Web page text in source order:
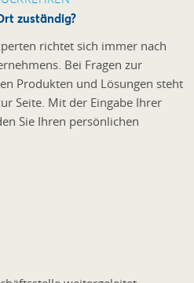
zuständig?
richtet sich immer nach
Bei Fragen zur
Produkten und Lösungen steht
Seite. Mit der Eingabe Ihrer
Sie Ihren persönlichen